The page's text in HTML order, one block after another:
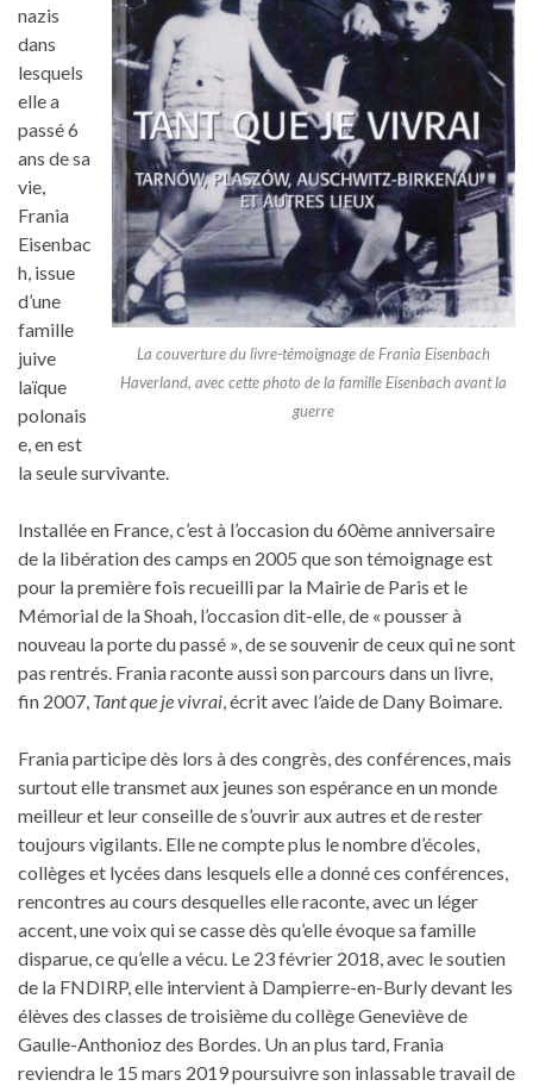
La couverture du livre-témoignage de Frania Eisenbach
Haverland, avec cette photo de la famille Eisenbach avant la
guerre
nazis
dans
lesquels
elle a
passé 6
ans de sa
vie,
Frania
Eisenbac
h, issue
d’une
famille
juive
laïque
polonais
e, en est
la seule survivante.
Installée en France, c’est à l’occasion du 60ème anniversaire
de la libération des camps en 2005 que son témoignage est
pour la première fois recueilli par la Mairie de Paris et le
Mémorial de la Shoah, l’occasion dit-elle, de « pousser à
nouveau la porte du passé », de se souvenir de ceux qui ne sont
pas rentrés. Frania raconte aussi son parcours dans un livre,
fin 2007, Tant que je vivrai, écrit avec l’aide de Dany Boimare.
Frania participe dès lors à des congrès, des conférences, mais
surtout elle transmet aux jeunes son espérance en un monde
meilleur et leur conseille de s’ouvrir aux autres et de rester
toujours vigilants. Elle ne compte plus le nombre d’écoles,
collèges et lycées dans lesquels elle a donné ces conférences,
rencontres au cours desquelles elle raconte, avec un léger
accent, une voix qui se casse dès qu’elle évoque sa famille
disparue, ce qu’elle a vécu. Le 23 février 2018, avec le soutien
de la FNDIRP, elle intervient à Dampierre-en-Burly devant les
élèves des classes de troisième du collège Geneviève de
Gaulle-Anthonioz des Bordes. Un an plus tard, Frania
reviendra le 15 mars 2019 poursuivre son inlassable travail de